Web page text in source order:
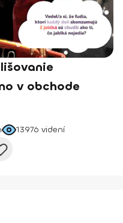
v obchode
13976 videní